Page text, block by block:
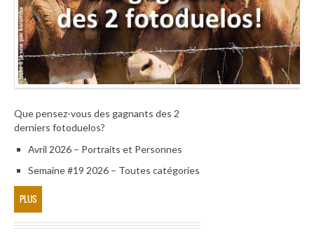
Que pensez-vous des gagnants des 2
derniers fotoduelos?
Avril 2026 – Portraits et Personnes
Semaine #19 2026 – Toutes catégories
PLUS